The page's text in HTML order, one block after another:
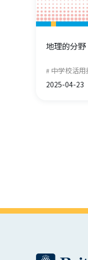
地理的分野
中学校活用
2025-04-23